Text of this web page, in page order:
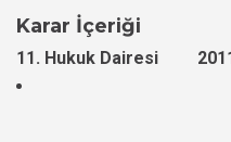
Karar İçeriği
11. Hukuk Dairesi